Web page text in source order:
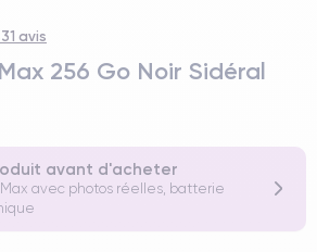
avis
256 Go Noir Sidéral
avant d'acheter
Max avec photos réelles, batterie